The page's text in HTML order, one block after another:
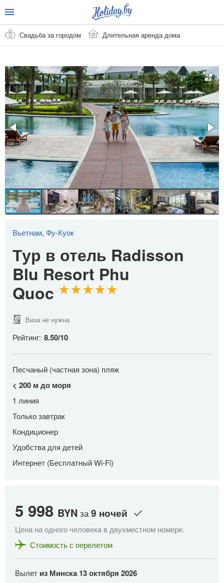
Свадьба за городом Длительная аренда дома
Вьетнам, Фу-Куок
Тур в отель Radisson
Blu Resort Phu
Quoc
Виза не нужна
Рейтинг: 8.50/10
Песчаный (частная зона) пляж
< 200 м до моря
1 линия
Только завтрак
Кондиционер
Удобства для детей
Интернет (Бесплатный Wi-Fi)
5 998 BYN за9 ночей
Цена на одного человека в двухместном номере.
Стоимость с перелетом
Вылет из Минска13 октября 2026